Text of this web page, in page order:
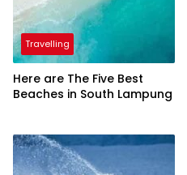
Travelling
Here are The Five Best
Beaches in South Lampung